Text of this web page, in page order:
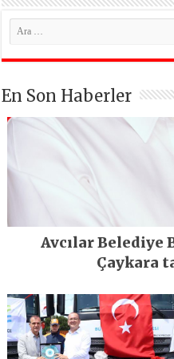
En Son Haberler
Avcılar Belediye
Çaykara